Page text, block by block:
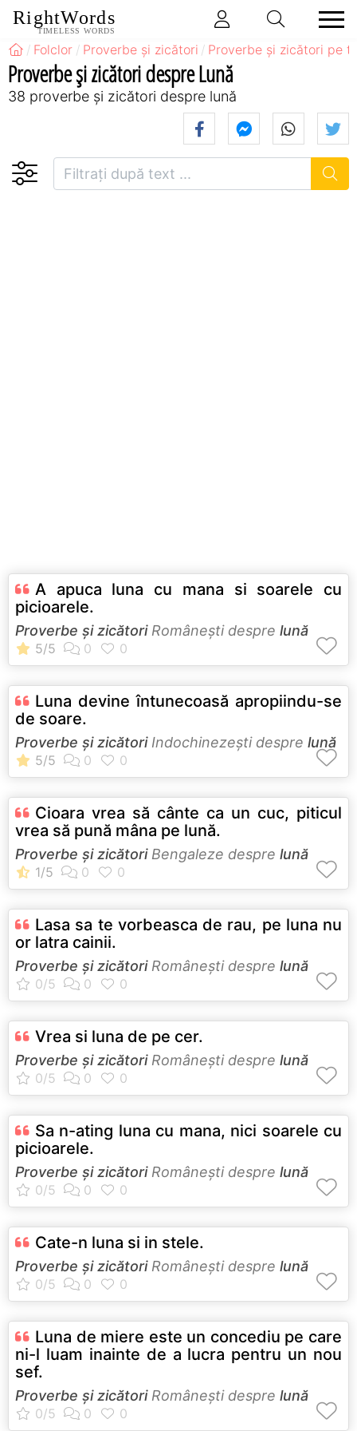
RightWords
TIMELESS WORDS
Folclor Proverbe și zicători Proverbe și zicători pe
Proverbe și zicători despre Lună
38 proverbe și zicători despre lună
A apuca luna cu mana si soarele cu
picioarele.
Proverbe și zicătoriRomâneşti despre lună
Luna devine întunecoasă apropiindu-se
de soare.
Proverbe și zicătoriIndochinezeşti despre lună
Cioara vrea să cânte ca un cuc, piticul
vrea să pună mâna pe lună.
Proverbe și zicătoriBengaleze despre lună
Lasa sa te vorbeasca de rau, pe luna nu
or latra cainii.
Proverbe și zicătoriRomâneşti despre lună
Vrea si luna de pe cer.
Proverbe și zicătoriRomâneşti despre lună
Sa n-ating luna cu mana, nici soarele cu
picioarele.
Proverbe și zicătoriRomâneşti despre lună
Cate-n luna si in stele.
Proverbe și zicătoriRomâneşti despre lună
Luna de miere este un concediu pe care
ni-l luam inainte de a lucra pentru un nou
sef.
Proverbe și zicătoriRomâneşti despre lună